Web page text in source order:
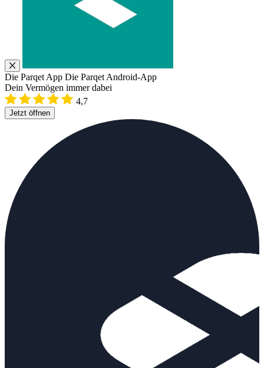
Die Parqet App Die Parqet Android-App
Dein Vermögen immer dabei
4,7
Jetzt öffnen